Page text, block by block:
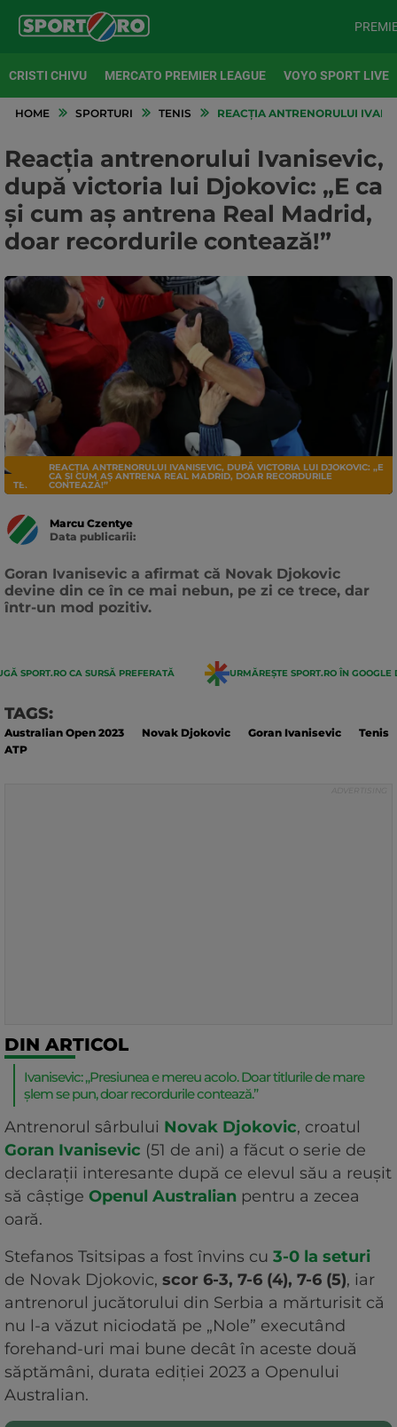
CRISTI CHIVU MERCATO PREMIER LEAGUE VOYO SPORT LIVE
HOME SPORTURI TENIS REACȚIA ANTRENORULUI
Reacția antrenorului Ivanisevic,
după victoria lui Djokovic: „E ca
și cum aș antrena Real Madrid,
doar recordurile contează!”
TENIS
REACȚIA ANTRENORULUI IVANISEVIC, DUPĂ VICTORIA LUI DJOKOVIC: „E
CA ȘI CUM AȘ ANTRENA REAL MADRID, DOAR RECORDURILE
CONTEAZĂ!”
Marcu Czentye
Data publicarii:
Goran Ivanisevic a afirmat că Novak Djokovic
devine din ce în ce mai nebun, pe zi ce trece, dar
într-un mod pozitiv.
SPORT.RO CA SURSĂ PREFERATĂ URMĂREȘTE SPORT.RO ÎN GOOGLE
TAGS:
Australian Open 2023 Novak Djokovic Goran Ivanisevic
Tenis
ATP
DIN ARTICOL
Ivanisevic: „Presiunea e mereu acolo. Doar titlurile de mare
șlem se pun, doar recordurile contează.”
Antrenorul sârbului Novak Djokovic, croatul
Goran Ivanisevic (51 de ani) a făcut o serie de
declarații interesante după ce elevul său a reușit
să câștige Openul Australian pentru a zecea
oară.
Stefanos Tsitsipas a fost învins cu 3-0 la seturi
de Novak Djokovic, scor 6-3, 7-6 (4), 7-6 (5), iar
antrenorul jucătorului din Serbia a mărturisit că
nu l-a văzut niciodată pe „Nole” executând
forehand-uri mai bune decât în aceste două
săptămâni, durata ediției 2023 a Openului
Australian.